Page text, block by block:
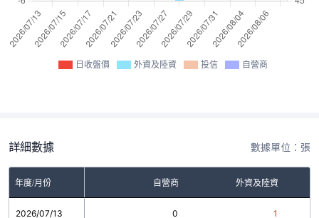
日收盤價 外資及陸資 投信 自營商
詳細數據 數據單位：張
年度/月份 自營商 外資及陸資
2026/07/13 0 1